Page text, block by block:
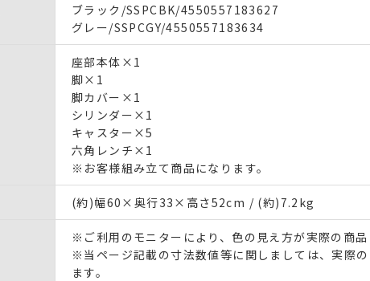
ブラック/SSPCBK/4550557183627
グレー/SSPCGY/4550557183634
座部本体×1
脚×1
脚カバー×1
シリンダー×1
キャスター×5
六角レンチ×1
※お客様組み立て商品になります。
(約)幅60×奥行33×高さ52cm / (約)7.2kg
※ご利用のモニターにより、色の見え方が実際の商品
※当ページ記載の寸法数値等に関しましては、実際
ます。